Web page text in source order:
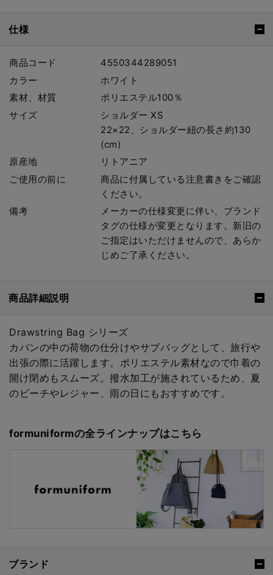
仕様
商品コード
4550344289051
カラー
ホワイト
素材、材質
ポリエステル100％
サイズ
ショルダー XS
22×22、ショルダー紐の長さ約130
(cm)
原産地
リトアニア
ご使用の前に
商品に付属している注意書きをご確認
ください。
備考
メーカーの仕様変更に伴い、ブランド
タグの仕様が変更となります。新旧の
ご指定はいただけませんので、あらか
じめご了承ください。
商品詳細説明
Drawstring Bag シリーズ
カバンの中の荷物の仕分けやサブバッグとして、旅行や
出張の際に活躍します。ポリエステル素材なので巾着の
開け閉めもスムーズ。撥水加工が施されているため、夏
のビーチやレジャー、雨の日にもおすすめです。
formuniformの全ラインナップはこちら
ブランド